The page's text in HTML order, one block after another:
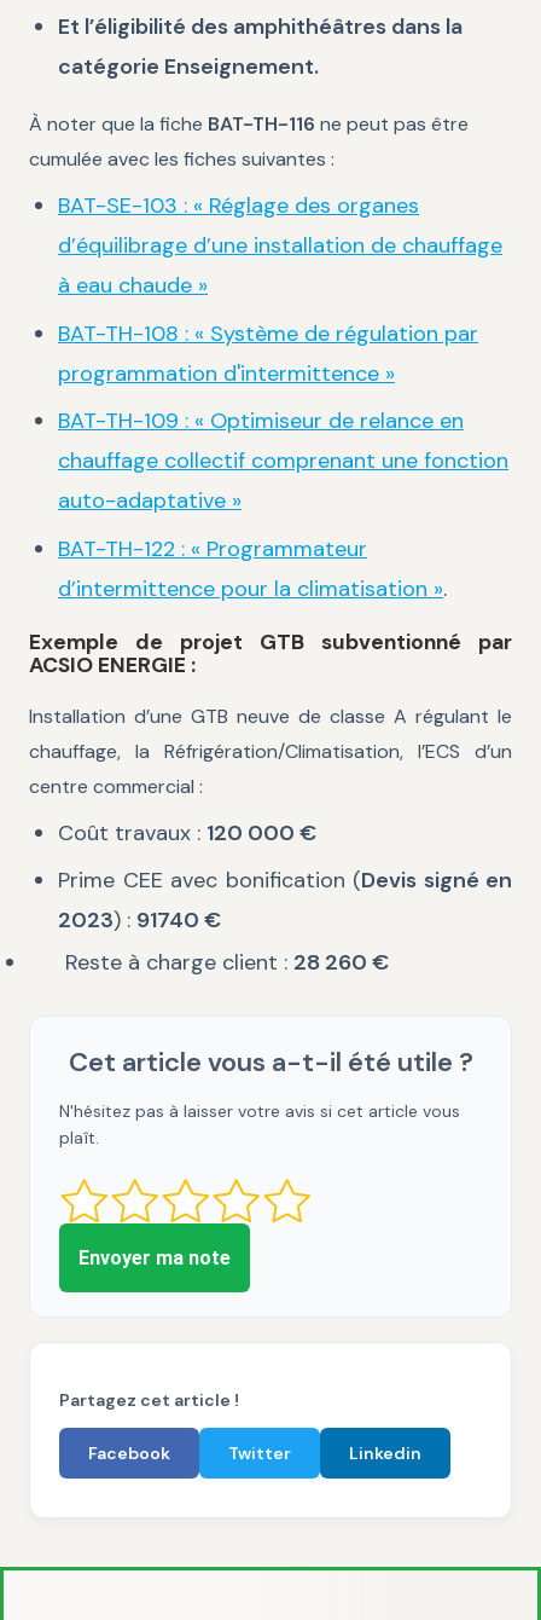
Et l’éligibilité des amphithéâtres dans la
catégorie Enseignement.
À noter que la fiche BAT-TH-116 ne peut pas être
cumulée avec les fiches suivantes :
BAT-SE-103 : « Réglage des organes
d’équilibrage d’une installation de chauffage
à eau chaude »
BAT-TH-108 : « Système de régulation par
programmation d'intermittence »
BAT-TH-109 : « Optimiseur de relance en
chauffage collectif comprenant une fonction
auto-adaptative »
BAT-TH-122 : « Programmateur
d’intermittence pour la climatisation ».
Exemple de projet GTB subventionné par
ACSIO ENERGIE :
Installation d’une GTB neuve de classe A régulant le
chauffage, la Réfrigération/Climatisation, l’ECS d’un
centre commercial :
Coût travaux : 120 000 €
Prime CEE avec bonification (Devis signé en
2023) : 91740 €
Reste à charge client : 28 260 €
Cet article vous a-t-il été utile ?
N'hésitez pas à laisser votre avis si cet article vous
plaît.
Envoyer ma note
Partagez cet article !
Facebook Twitter Linkedin